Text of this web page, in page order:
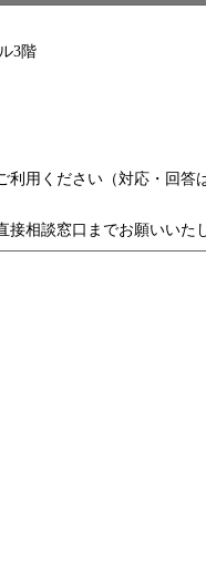
3階
用ください（対応・回答
相談窓口までお願いいた